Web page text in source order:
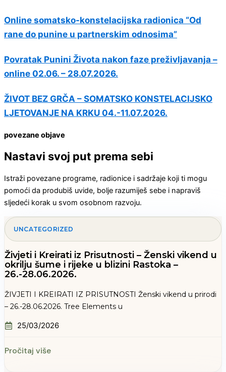
Online somatsko-konstelacijska radionica “Od
rane do punine u partnerskim odnosima”
Povratak Punini Života nakon faze preživljavanja –
online 02.06. – 28.07.2026.
ŽIVOT BEZ GRČA – SOMATSKO KONSTELACIJSKO
LJETOVANJE NA KRKU 04.-11.07.2026.
povezane objave
Nastavi svoj put prema sebi
Istraži povezane programe, radionice i sadržaje koji ti mogu
pomoći da produbiš uvide, bolje razumiješ sebe i napraviš
sljedeći korak u svom osobnom razvoju.
UNCATEGORIZED
Živjeti i Kreirati iz Prisutnosti – Ženski vikend u
okrilju šume i rijeke u blizini Rastoka –
26.-28.06.2026.
ŽIVJETI I KREIRATI IZ PRISUTNOSTI Ženski vikend u prirodi
– 26.-28.06.2026. Tree Elements u
25/03/2026
Pročitaj više